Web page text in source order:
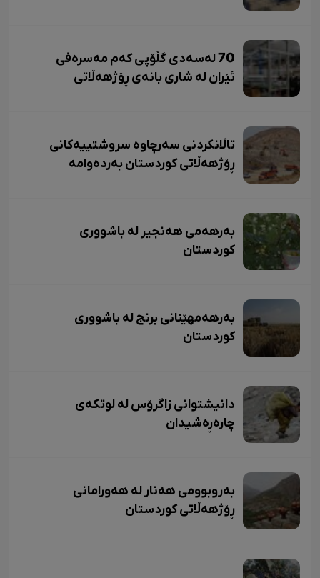
70 لەسەدی گڵۆپی کەم مەسرەفی
ئێران لە شاری بانەی ڕۆژهەڵاتی
تاڵانکردنی سەرچاوە سروشتییەکانی
ڕۆژهەڵاتی کوردستان بەردەوامە
بەرهەمی هەنجیر لە باشووری
کوردستان
بەرهەمهێنانی برنج لە باشووری
کوردستان
دانیشتوانی زاگرۆس لە لوتکەی
چارەڕەشیدان
بەروبوومی هەنار لە هەورامانی
ڕۆژهەڵاتی کوردستان